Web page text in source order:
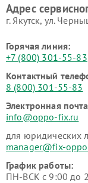
Адрес
г. Якутск, ул.
Горячая линия:
+7 (800) 301-55-83
Контактный
8 (800) 301-55-83
Электронная
info@oppo-fix.ru
для юридических
manager@fix-
График работы:
ПН-ВСК с 9:00 до